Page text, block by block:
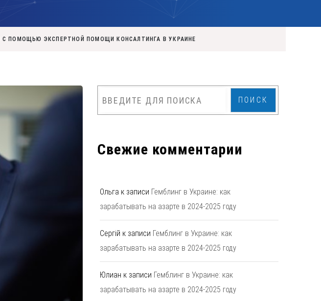
С ПОМОЩЬЮ ЭКСПЕРТНОЙ ПОМОЩИ КОНСАЛТИНГА В УКРАИНЕ
ПОИСК
Свежие комментарии
Ольга к записи Гемблинг в Украине: как
зарабатывать на азарте в 2024-2025 году
Сергій к записи Гемблинг в Украине: как
зарабатывать на азарте в 2024-2025 году
Юлиан к записи Гемблинг в Украине: как
зарабатывать на азарте в 2024-2025 году